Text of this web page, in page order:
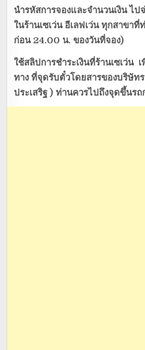
นำรหัสการจองและจำนวนเงินไปจ่
ในร้านเซเว่น อีเลฟเว่น ทุกสาขา
ก่อน 24.00 น. ของวันที่จอง)
ใช้สลิปการชำระเงินที่ร้านเซเว่น
ทาง ที่จุดรับตั๋วโดยสารของบริษัท
ประเสริฐ ) ท่านควรไปถึงจุดขึ้นร